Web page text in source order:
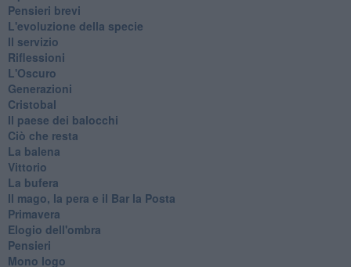
Pensieri brevi
L'evoluzione della specie
Il servizio
Riflessioni
L'Oscuro
Generazioni
Cristobal
Il paese dei balocchi
Ciò che resta
La balena
Vittorio
La bufera
Il mago, la pera e il Bar la Posta
Primavera
Elogio dell'ombra
Pensieri
Mono logo